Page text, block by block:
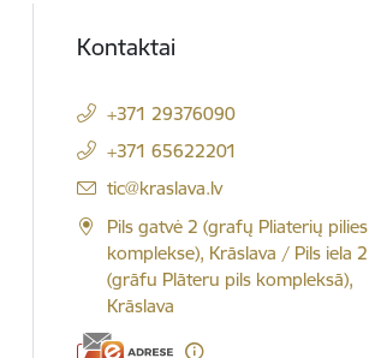
Kontaktai
+371 29376090
+371 65622201
El. paštas:
tic@kraslava.lv
Pils gatvė 2 (grafų Pliaterių pilies
komplekse), Krāslava / Pils iela 2
(grāfu Plāteru pils kompleksā),
Krāslava